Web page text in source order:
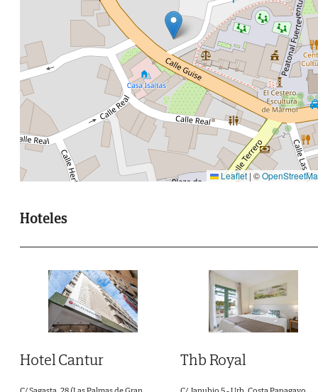
Leaflet | ©
Hoteles
Hotel Cantur Thb Royal